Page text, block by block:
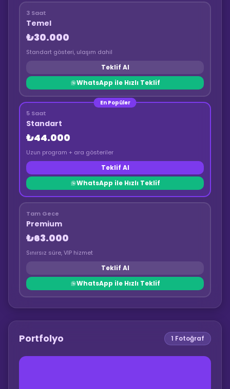
3 Saat
Temel
₺30.000
Standart gösteri, ulaşım dahil
Teklif Al
WhatsApp ile Hızlı Teklif
En Popüler
5 Saat
Standart
₺44.000
Uzun program + ara gösteriler
Teklif Al
WhatsApp ile Hızlı Teklif
Tam Gece
Premium
₺63.000
Sınırsız süre, VIP hizmet
Teklif Al
WhatsApp ile Hızlı Teklif
Portfolyo 1 Fotoğraf